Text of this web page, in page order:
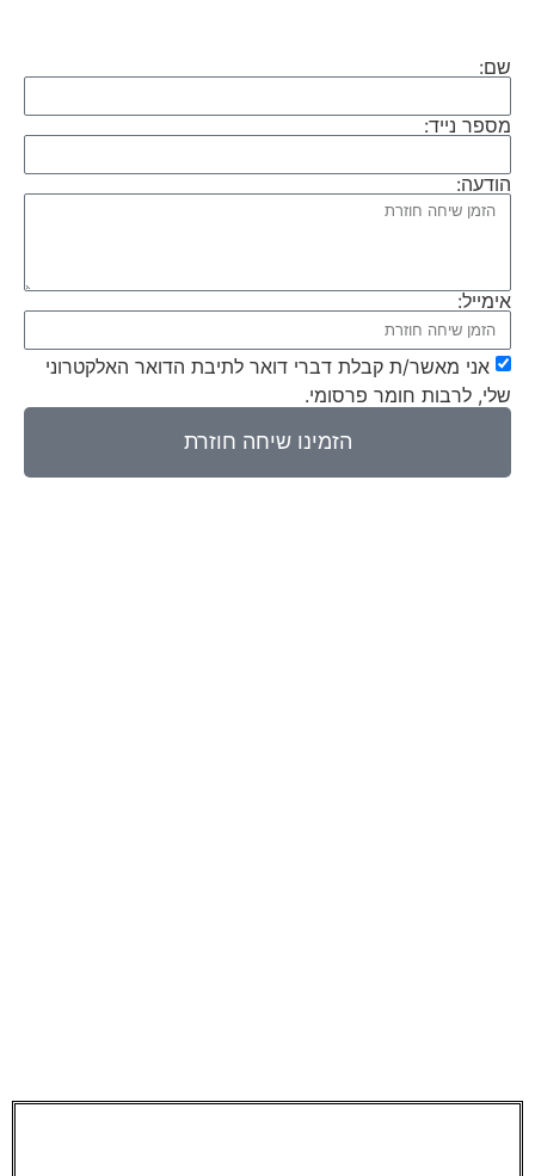
שם:
מספר נייד:
הודעה:
אימייל:
אני מאשר/ת קבלת דברי דואר לתיבת הדואר האלקטרוני
שלי, לרבות חומר פרסומי.
הזמינו שיחה חוזרת